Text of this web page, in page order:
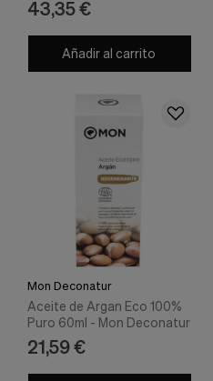
43,35 €
Añadir al carrito
Mon Deconatur
Aceite de Argan Eco 100%
Puro 60ml - Mon Deconatur
21,59 €